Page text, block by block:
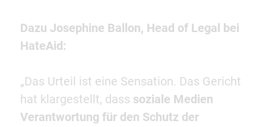
Dazu Josephine Ballon, Head of Legal bei
HateAid:
„Das Urteil ist eine Sensation. Das Gericht
hat klargestellt, dass soziale Medien
Verantwortung für den Schutz der